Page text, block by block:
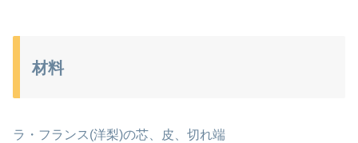
材料
ラ・フランス(洋梨)の芯、皮、切れ端